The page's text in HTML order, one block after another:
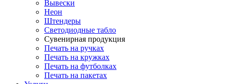
Вывески
Неон
Штендеры
Светодиодные табло
Сувенирная продукция
Печать на ручках
Печать на кружках
Печать на футболках
Печать на пакетах